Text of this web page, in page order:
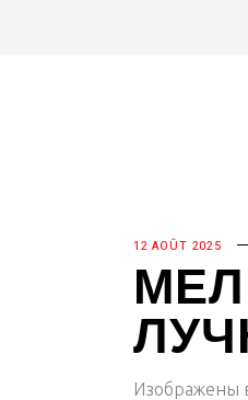
12 AOÛT 2025
Изображены